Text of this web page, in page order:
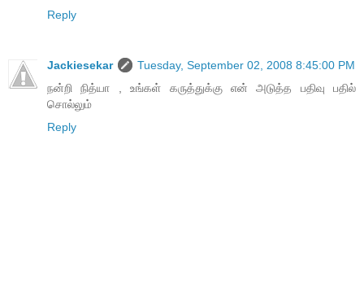
Reply
Jackiesekar
Tuesday, September 02, 2008 8:45:00 PM
நன்றி நித்யா , உங்கள் கருத்துக்கு என் அடுத்த பதிவு பதில்
சொல்லும்
Reply